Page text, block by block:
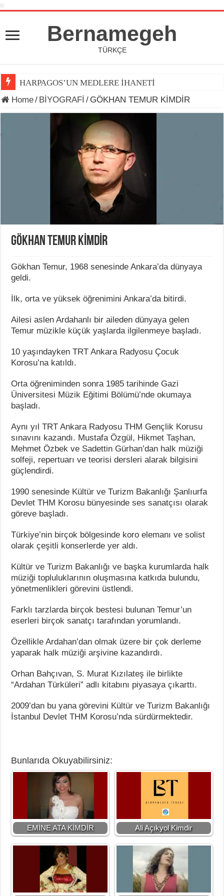
Bernamegeh
TÜRKÇE
HARPAGOS’UN MEDLERE İHANETİ
Home/ BİYOGRAFİ / GÖKHAN TEMUR KİMDİR
GÖKHAN TEMUR KİMDİR
Gökhan Temur, 1968 senesinde Ankara’da dünyaya
geldi.
İlk, orta ve yüksek öğrenimini Ankara’da bitirdi.
Ailesi aslen Ardahanlı bir aileden dünyaya gelen
Temur müzikle küçük yaşlarda ilgilenmeye başladı.
10 yaşındayken TRT Ankara Radyosu Çocuk
Korosu’na katıldı.
Orta öğreniminden sonra 1985 tarihinde Gazi
Üniversitesi Müzik Eğitimi Bölümü’nde okumaya
başladı.
Aynı yıl TRT Ankara Radyosu THM Gençlik Korusu
sınavını kazandı. Mustafa Özgül, Hikmet Taşhan,
Mehmet Özbek ve Sadettin Gürhan’dan halk müziği
solfeji, repertuarı ve teorisi dersleri alarak bilgisini
güçlendirdi.
1990 senesinde Kültür ve Turizm Bakanlığı Şanlıurfa
Devlet THM Korosu bünyesinde ses sanatçısı olarak
göreve başladı.
Türkiye’nin birçok bölgesinde koro elemanı ve solist
olarak çeşitli konserlerde yer aldı.
Kültür ve Turizm Bakanlığı ve başka kurumlarda halk
müziği topluluklarının oluşmasına katkıda bulundu,
yönetmenlikleri görevini üstlendi.
Farklı tarzlarda birçok bestesi bulunan Temur’un
eserleri birçok sanatçı tarafından yorumlandı.
Özellikle Ardahan’dan olmak üzere bir çok derleme
yaparak halk müziği arşivine kazandırdı.
Orhan Bahçıvan, S. Murat Kızılateş ile birlikte
“Ardahan Türküleri” adlı kitabını piyasaya çıkarttı.
2009’dan bu yana görevini Kültür ve Turizm Bakanlığı
İstanbul Devlet THM Korosu’nda sürdürmektedir.
Bunlarıda Okuyabilirsiniz:
EMİNE ATA KİMDİR Ali Açıkyol Kimdir